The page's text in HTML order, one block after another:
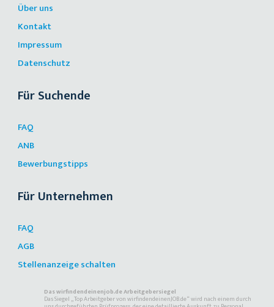
Über uns
Kontakt
Impressum
Datenschutz
Für Suchende
FAQ
ANB
Bewerbungstipps
Für Unternehmen
FAQ
AGB
Stellenanzeige schalten
Das wirfindendeinenjob.de Arbeitgebersiegel
Das Siegel „Top Arbeitgeber von wirfindendeinenJOB.de“ wird nach einem durch